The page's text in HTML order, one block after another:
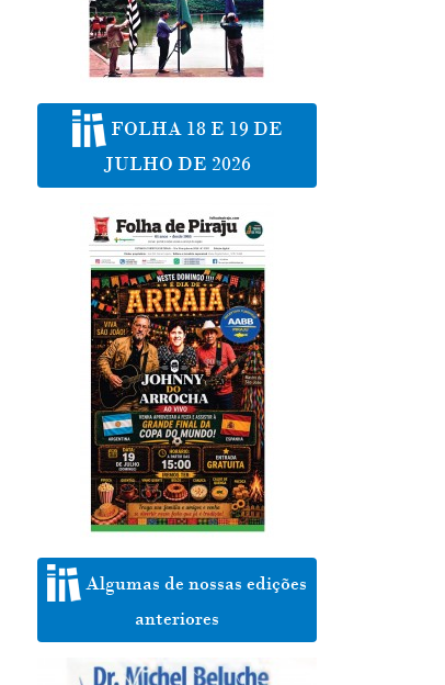
FOLHA 18 E 19 DE
JULHO DE 2026
Algumas de nossas edições
anteriores